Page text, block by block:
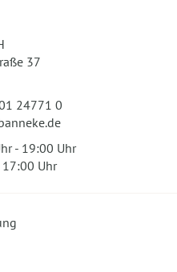
37
24771 0
- 19:00 Uhr
17:00 Uhr